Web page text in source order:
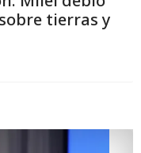
tierras y